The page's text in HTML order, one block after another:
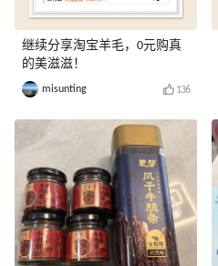
继续分享淘宝羊毛，0元购真
的美滋滋！
misunting 136